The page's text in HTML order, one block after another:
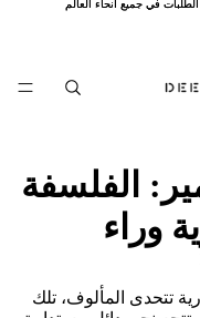
في جميع أنحاء العالم
في جميع أنحاء العالم
الفلسفة
تتحدى المألوف، تلك